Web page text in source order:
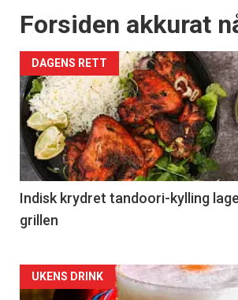
Forsiden akkurat
DAGENS RETT
Indisk krydret tandoori-kylling
grillen
Forsiden
UKENS DRINK